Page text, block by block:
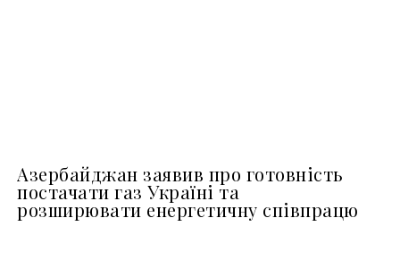
Азербайджан заявив про готовність
постачати газ Україні та
розширювати енергетичну співпрацю